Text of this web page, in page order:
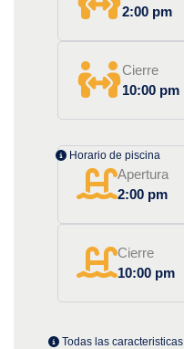
2:00 pm
Cierre
10:00 pm
Horario de piscina
Apertura
2:00 pm
Cierre
10:00 pm
Todas las